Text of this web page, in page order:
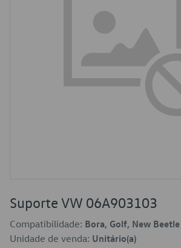
Suporte VW 06A903103
Compatibilidade: Bora, Golf, New Beetle
Unidade de venda: Unitário(a)